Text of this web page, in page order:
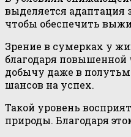
выделяется адаптация
чтобы обеспечить
Зрение в сумерках у
благодаря повышенной
добычу даже в
шансов на успех.
Такой уровень
природы. Благодаря